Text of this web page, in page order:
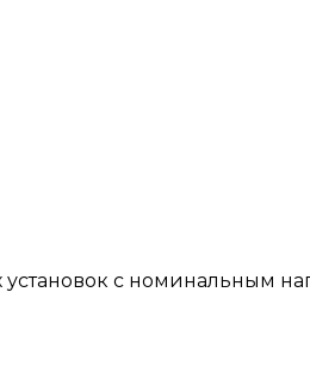
установок с номинальным